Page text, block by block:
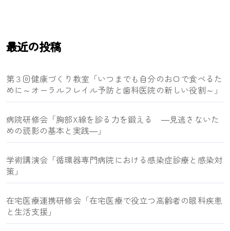
最近の投稿
第３回健康づくり教室「いつまでも自分のお口で食べるた
めに～オーラルフレイル予防と歯科医院の新しい役割～」
病院研修会「胸部X線を診る力を鍛える ―見逃さないた
めの読影の基本と実践―」
学術講演会「循環器専門病院における感染症診療と感染対
策」
在宅医療連携研修会「在宅医療で役立つ高齢者の眼科疾患
と生活支援」